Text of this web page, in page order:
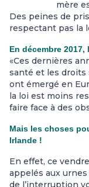
mère
Des peines de
respectant pas la
En décembre
«Ces dernières
santé et les droits
ont émergé en
la loi est moins
faire face à des
Mais les choses
Irlande !
En effet, ce
appelés aux
de l’interruption